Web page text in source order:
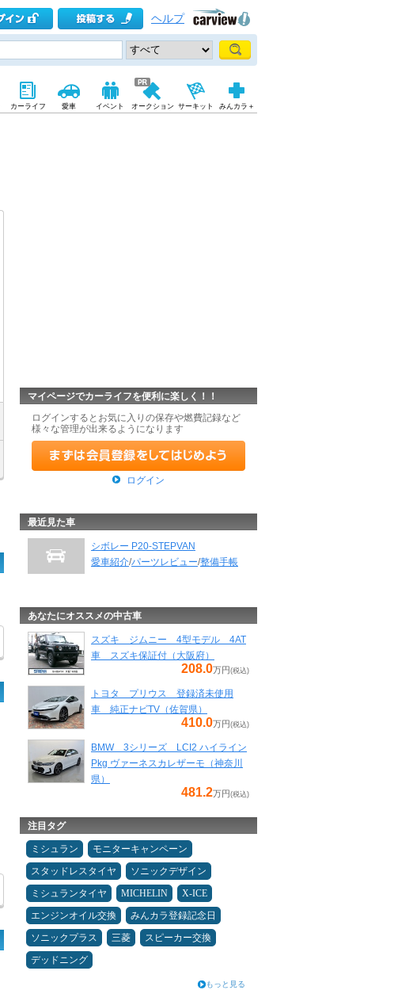
ヘルプ
カーライフ 愛車 イベント オークション サーキット みんカラ＋
マイページでカーライフを便利に楽しく！！
ログインするとお気に入りの保存や燃費記録など
様々な管理が出来るようになります
ログイン
最近見た車
シボレー P20-STEPVAN
愛車紹介/パーツレビュー/整備手帳
あなたにオススメの中古車
スズキ ジムニー 4型モデル 4AT
車 スズキ保証付（大阪府）
208.0万円 (税込)
トヨタ プリウス 登録済未使用
車 純正ナビTV（佐賀県）
410.0万円 (税込)
BMW 3シリーズ LCI2 ハイライン
Pkg ヴァーネスカレザーモ（神奈川
県）
481.2万円 (税込)
注目タグ
ミシュラン
モニターキャンペーン
スタッドレスタイヤ
ソニックデザイン
ミシュランタイヤ
MICHELIN
X-ICE
エンジンオイル交換
みんカラ登録記念日
ソニックプラス
三菱
スピーカー交換
デッドニング
もっと見る